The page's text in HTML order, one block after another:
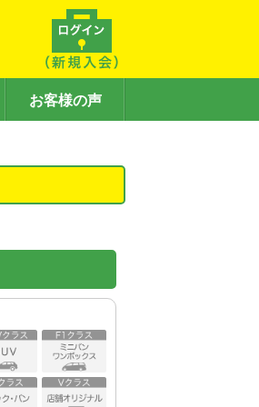
お客様の声